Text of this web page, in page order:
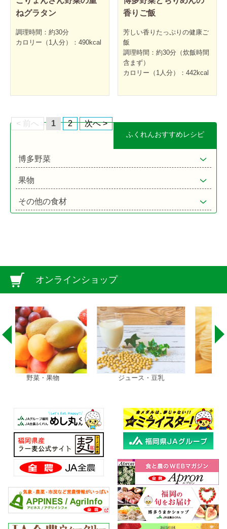
ねグラタン
調理時間：約30分
カロリー（1人分）：490kcal
香りご飯
芳しい香りたっぷりの健康ご
飯
調理時間：約30分（炊飯時間
含まず）
カロリー（1人分）：442kcal
< 前へ 1 2 次へ >
ふくれんおすすめレシピ
博多野菜
果物
その他の食材
オンラインショップ
ジュース・豆乳 ラーメン・うどん